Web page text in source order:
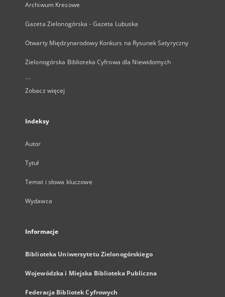
Archiwum Kresowe
Gazeta Zielonogórska - Gazeta Lubuska
Otwarty Międzynarodowy Konkurs na Rysunek Satyryczny
Zielonogórska Biblioteka Cyfrowa dla Niewidomych
...
Zobacz więcej
Indeksy
Autor
Tytuł
Temat i słowa kluczowe
Wydawca
Informacje
Biblioteka Uniwersytetu Zielonogórskiego
Wojewódzka i Miejska Biblioteka Publiczna
Federacja Bibliotek Cyfrowych